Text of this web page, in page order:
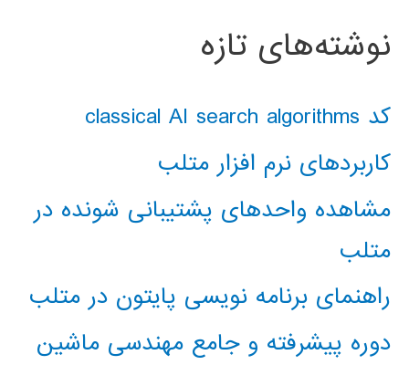
نوشته‌های تازه
کد classical AI search algorithms
کاربردهای نرم افزار متلب
مشاهده واحدهای پشتیبانی شونده در
متلب
راهنمای برنامه نویسی پایتون در متلب
دوره پیشرفته و جامع مهندسی ماشین